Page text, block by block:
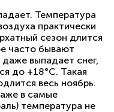
Температура
практически
сезон длится
часто бывают
выпадает снег,
до +18°С. Такая
весь ноябрь.
в самые
температура не